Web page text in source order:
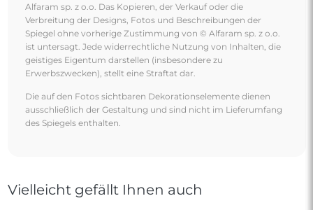
Alfaram sp. z o.o. Das Kopieren, der Verkauf oder die
Verbreitung der Designs, Fotos und Beschreibungen der
Spiegel ohne vorherige Zustimmung von © Alfaram sp. z o.o.
ist untersagt. Jede widerrechtliche Nutzung von Inhalten, die
geistiges Eigentum darstellen (insbesondere zu
Erwerbszwecken), stellt eine Straftat dar.
Die auf den Fotos sichtbaren Dekorationselemente dienen
ausschließlich der Gestaltung und sind nicht im Lieferumfang
des Spiegels enthalten.
Vielleicht gefällt Ihnen auch